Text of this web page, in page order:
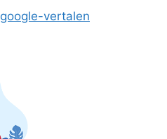
google-vertalen